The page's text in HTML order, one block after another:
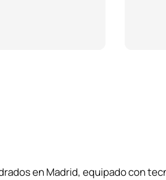
en Madrid, equipado con